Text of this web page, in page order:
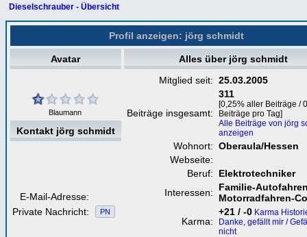
Dieselschrauber - Übersicht
Profil anzeigen: jörg schmidt
Avatar Alles über jörg schmidt
Blaumann
Mitglied seit: 25.03.2005
Beiträge insgesamt:
311
[0,25% aller Beiträge /
Beiträge pro Tag]
Alle Beiträge von jörg
anzeigen
Wohnort: Oberaula/Hessen
Webseite:
Beruf:
Elektrotechniker
Interessen:
Familie-
Motorradfahren-
Karma:
+21 / -0 Karma
Danke, gefällt mir /
nicht
Kontakt jörg schmidt
E-Mail-Adresse:
Private Nachricht:
PN